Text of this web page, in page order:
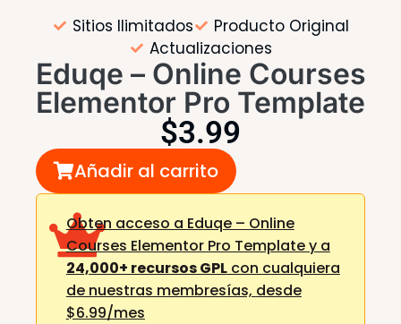
Sitios Ilimitados
Producto Original
Actualizaciones
Eduqe – Online Courses
Elementor Pro Template
$3.99
Añadir al carrito
Obten acceso a Eduqe – Online
Courses Elementor Pro Template y a
24,000+ recursos GPLcon cualquiera
de nuestras membresías, desde
$6.99/mes